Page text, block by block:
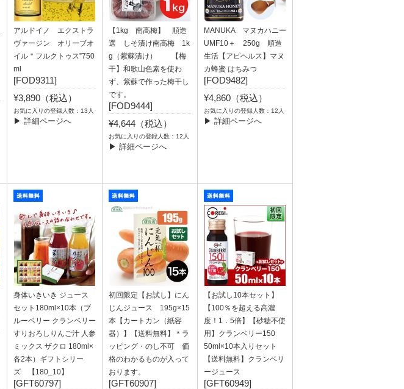
アルドイノ エクストラ
ヴァージン オリーブオ
イル＂フルクトゥス”750
ml
[FOD9311]
¥3,890（税込）
お気に入りの登録人数：13人
▶ 詳細ページへ
【1kg 南高梅】 順造
選 しそ漬け南高梅 1k
g（紫蘇漬け） 【梅
干】和歌山色素を使わ
ず、紫蘇で作った梅干し
です。
[FOD9444]
¥4,644（税込）
お気に入りの登録人数：12人
▶ 詳細ページへ
MANUKA マヌカハニー
UMF10＋ 250g 順造
生活【アピヘルス】マヌ
カ蜂蜜 はちみつ
[FOD9482]
¥4,860（税込）
お気に入りの登録人数：12人
▶ 詳細ページへ
身体いきいき ジュース
セット180ml×10本（ブ
ルーベリー クランベリー
すりおろしりんご汁 人参
ミックス ザクロ 180ml×
各2本）ギフトシリー
ズ 【180_10】
[GFT60797]
初回限定【お試し】にん
じんジュース 195g×15
本【カートカン（紙容
器）】【送料無料】＊ラ
ッピング・のし不可 価
格のわかるものが入って
おります。
[GFT60907]
【お試し10本セット】
【100％を超える高濃
度！1．5倍】【砂糖不使
用】クランベリー150
50ml×10本入りセット
【送料無料】クランベリ
ージュース
[GFT60949]